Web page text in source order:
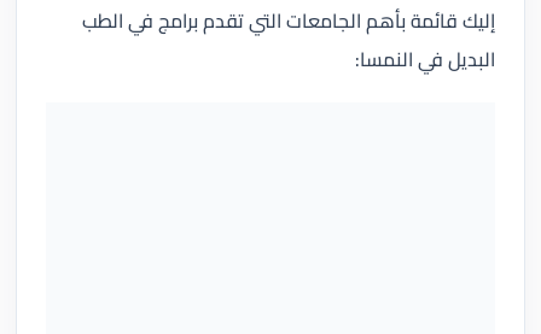
إليك قائمة بأهم الجامعات التي تقدم برامج في الطب
البديل في النمسا: